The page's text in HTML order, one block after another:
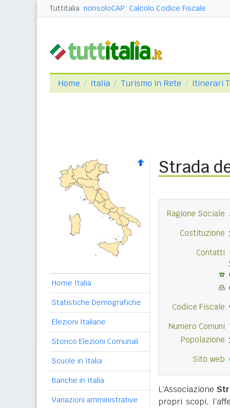
Tuttitalia nonsoloCAP Calcolo Codice Fiscale
Home Italia Turismo in Rete Itinerari
Home Italia
Statistiche Demografiche
Elezioni Italiane
Storico Elezioni Comunali
Scuole in Italia
Banche in Italia
Variazioni amministrative
Strada
Ragione Sociale
Costituzione
Contatti
Codice Fiscale
Numero Comuni
Popolazione
Sito web
L’Associazione
propri scopi,